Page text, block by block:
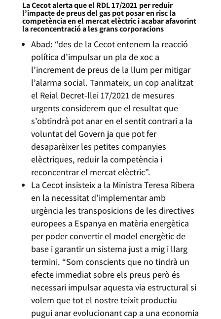
La Cecot alerta que el RDL 17/2021 per reduir
l’impacte de preus del gas pot posar en risc la
competència en el mercat elèctric i acabar afavorint
la reconcentració a les grans corporacions
Abad: “des de la Cecot entenem la reacció
política d’impulsar un pla de xoc a
l’increment de preus de la llum per mitigar
l’alarma social. Tanmateix, un cop analitzat
el Reial Decret-llei 17/2021 de mesures
urgents considerem que el resultat que
s’obtindrà pot anar en el sentit contrari a la
voluntat del Govern ja que pot fer
desaparèixer les petites companyies
elèctriques, reduir la competència i
reconcentrar el mercat elèctric”.
La Cecot insisteix a la Ministra Teresa Ribera
en la necessitat d’implementar amb
urgència les transposicions de les directives
europees a Espanya en matèria energètica
per poder convertir el model energètic de
base i garantir un sistema just a mig i llarg
termini. “Som conscients que no tindrà un
efecte immediat sobre els preus però és
necessari impulsar aquesta via estructural si
volem que tot el nostre teixit productiu
pugui anar evolucionant cap a una economia